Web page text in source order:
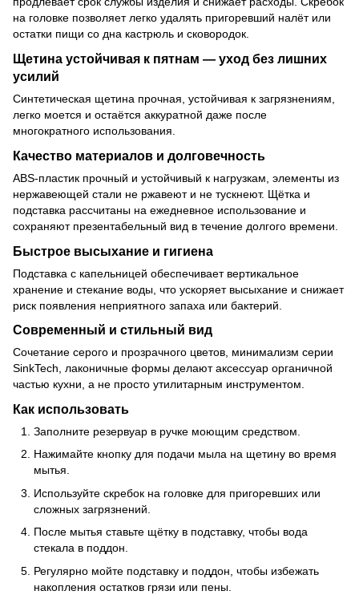
на головке позволяет легко удалять пригоревший налёт или
остатки пищи со дна кастрюль и сковородок.
Щетина устойчивая к пятнам — уход без лишних
усилий
Синтетическая щетина прочная, устойчивая к загрязнениям,
легко моется и остаётся аккуратной даже после
многократного использования.
Качество материалов и долговечность
ABS-пластик прочный и устойчивый к нагрузкам, элементы из
нержавеющей стали не ржавеют и не тускнеют. Щётка и
подставка рассчитаны на ежедневное использование и
сохраняют презентабельный вид в течение долгого времени.
Быстрое высыхание и гигиена
Подставка с капельницей обеспечивает вертикальное
хранение и стекание воды, что ускоряет высыхание и снижает
риск появления неприятного запаха или бактерий.
Современный и стильный вид
Сочетание серого и прозрачного цветов, минимализм серии
SinkTech, лаконичные формы делают аксессуар органичной
частью кухни, а не просто утилитарным инструментом.
Как использовать
Заполните резервуар в ручке моющим средством.
Нажимайте кнопку для подачи мыла на щетину во время
мытья.
Используйте скребок на головке для пригоревших или
сложных загрязнений.
После мытья ставьте щётку в подставку, чтобы вода
стекала в поддон.
Регулярно мойте подставку и поддон, чтобы избежать
накопления остатков грязи или пены.